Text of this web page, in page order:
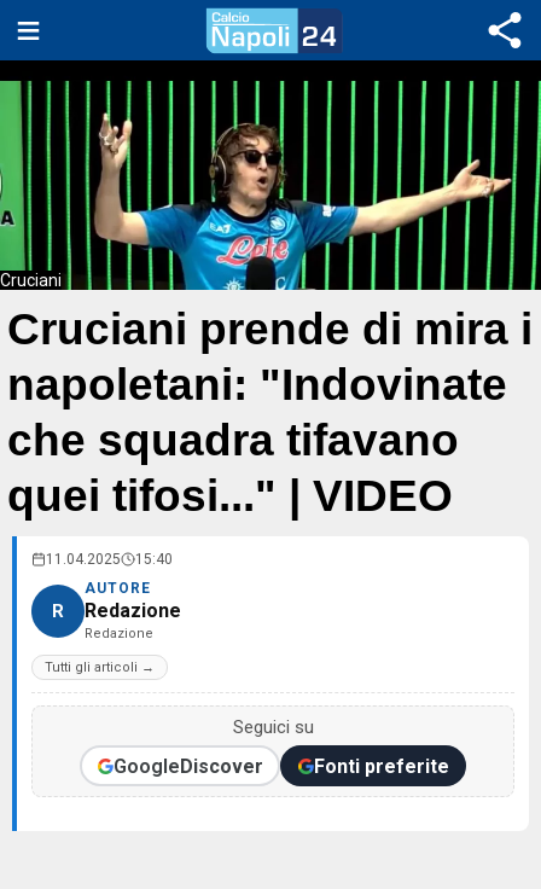
Cruciani
Cruciani prende di mira i
napoletani: "Indovinate
che squadra tifavano
quei tifosi..." | VIDEO
11.04.2025 15:40
R
AUTORE
Redazione
Redazione
Tutti gli articoli →
Seguici su
GoogleDiscover Fonti preferite